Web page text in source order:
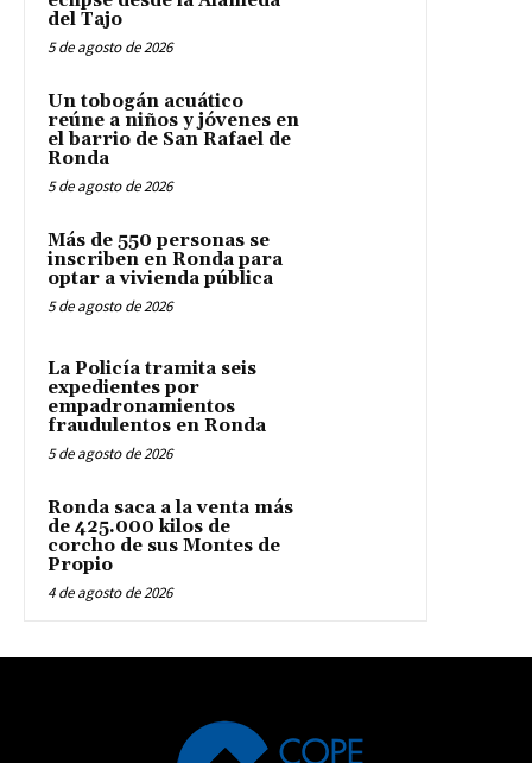
del Tajo
5 de agosto de 2026
Un tobogán acuático
reúne a niños y jóvenes en
el barrio de San Rafael de
Ronda
5 de agosto de 2026
Más de 550 personas se
inscriben en Ronda para
optar a vivienda pública
5 de agosto de 2026
La Policía tramita seis
expedientes por
empadronamientos
fraudulentos en Ronda
5 de agosto de 2026
Ronda saca a la venta más
de 425.000 kilos de
corcho de sus Montes de
Propio
4 de agosto de 2026